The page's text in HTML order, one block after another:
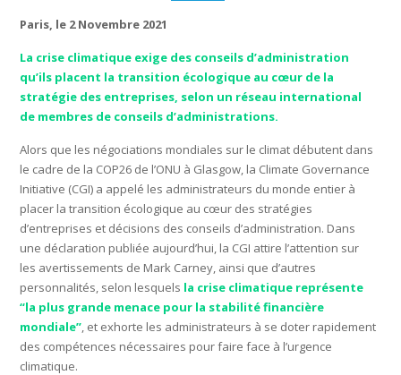
Paris, le 2 Novembre 2021
La crise climatique exige des conseils d’administration
qu’ils placent la transition écologique au cœur de la
stratégie des entreprises, selon un réseau international
de membres de conseils d’administrations.
Alors que les négociations mondiales sur le climat débutent dans
le cadre de la COP26 de l’ONU à Glasgow, la Climate Governance
Initiative (CGI) a appelé les administrateurs du monde entier à
placer la transition écologique au cœur des stratégies
d’entreprises et décisions des conseils d’administration. Dans
une déclaration publiée aujourd’hui, la CGI attire l’attention sur
les avertissements de Mark Carney, ainsi que d’autres
personnalités, selon lesquels la crise climatique représente
“la plus grande menace pour la stabilité financière
mondiale”, et exhorte les administrateurs à se doter rapidement
des compétences nécessaires pour faire face à l’urgence
climatique.